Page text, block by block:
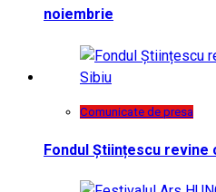
noiembrie
Comunicate de presa
Fondul Științescu revine